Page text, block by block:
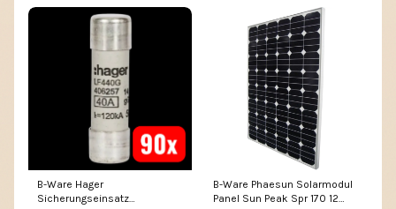
B-Ware Hager
Sicherungseinsatz
B-Ware Phaesun Solarmodul
Panel Sun Peak Spr 170 12